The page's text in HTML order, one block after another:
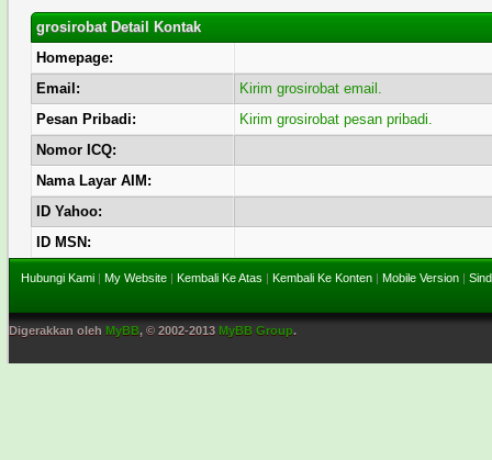
grosirobat Detail Kontak
Homepage:
Email:
Kirim grosirobat email.
Pesan Pribadi:
Kirim grosirobat pesan pribadi.
Nomor ICQ:
Nama Layar AIM:
ID Yahoo:
ID MSN:
Hubungi Kami | My Website | Kembali Ke Atas | Kembali Ke Konten | Mobile Version |
Digerakkan oleh MyBB, © 2002-2013 MyBB Group.